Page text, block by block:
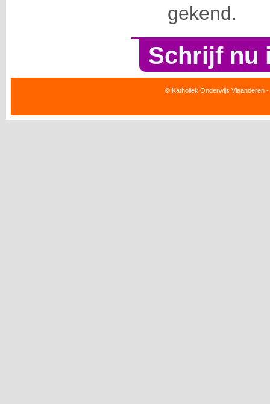
gekend.
Schrijf nu
© Katholiek Onderwijs Vlaanderen